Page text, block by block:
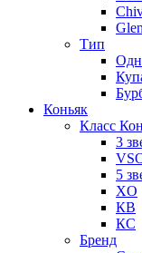
Тип
Коньяк
Класс
3
5
XO
КВ
КС
Бренд